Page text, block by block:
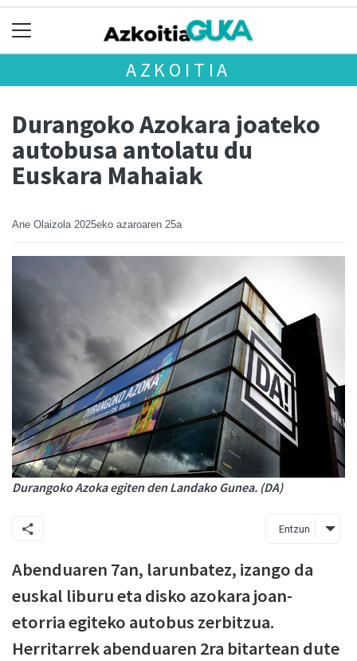
AZKOITIA
Durangoko Azokara joateko
autobusa antolatu du
Euskara Mahaiak
Ane Olaizola 2025eko azaroaren 25a
Durangoko Azoka egiten den Landako Gunea. (DA)
Entzun
Abenduaren 7an, larunbatez, izango da
euskal liburu eta disko azokara joan-
etorria egiteko autobus zerbitzua.
Herritarrek abenduaren 2ra bitartean dute